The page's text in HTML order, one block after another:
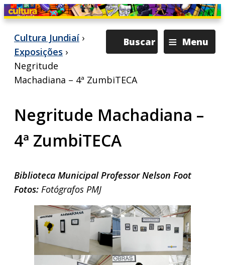
≡ Menu
Buscar
Cultura Jundiaí ›
Exposições ›
Negritude
Machadiana – 4ª ZumbiTECA
Negritude Machadiana –
4ª ZumbiTECA
Biblioteca Municipal Professor Nelson Foot
Fotos: Fotógrafos PMJ